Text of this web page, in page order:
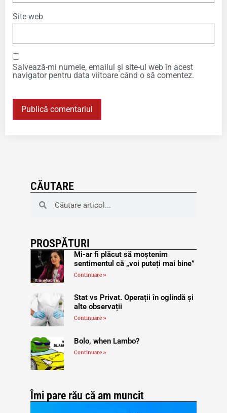
Site web
Salvează-mi numele, emailul și site-ul web în acest
navigator pentru data viitoare când o să comentez.
CĂUTARE
PROSPĂTURI
Mi-ar fi plăcut să moștenim
sentimentul că „voi puteți mai bine”
Continuare »
Stat vs Privat. Operații în oglindă și
alte observații
Continuare »
Bolo, when Lambo?
Continuare »
Îmi pare rău că am muncit